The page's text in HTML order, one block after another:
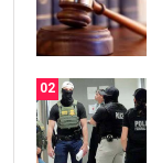
02